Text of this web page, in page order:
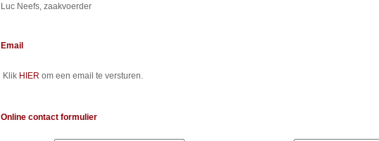
Luc Neefs, zaakvoerder
Email
Klik HIER om een email te versturen.
Online contact formulier